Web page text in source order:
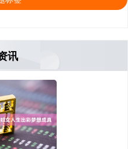
讯